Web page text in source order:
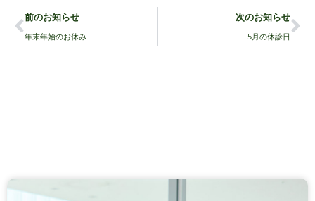
前のお知らせ
年末年始のお休み
次のお知らせ
5月の休診日